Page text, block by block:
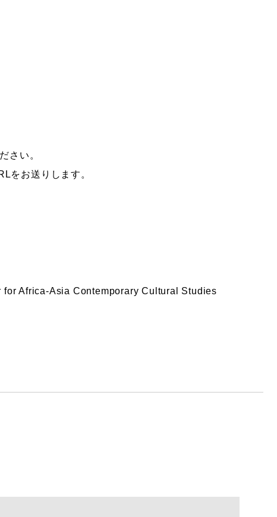
さい。
をお送りします。
Africa-Asia Contemporary Cultural Studies